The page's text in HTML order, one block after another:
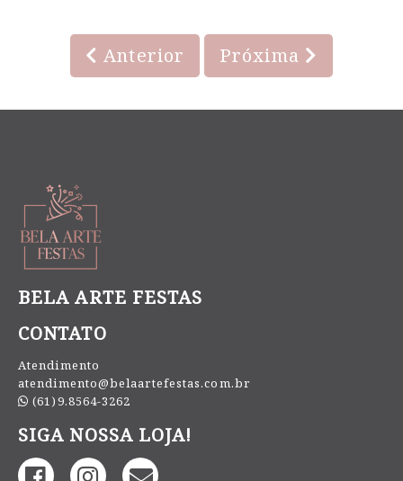
Anterior Próxima
BELA ARTE FESTAS
CONTATO
Atendimento
atendimento@belaartefestas.com.br
(61)9.8564-3262
SIGA NOSSA LOJA!